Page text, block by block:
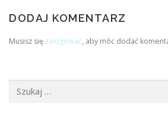
DODAJ KOMENTARZ
Musisz się zalogować, aby móc dodać